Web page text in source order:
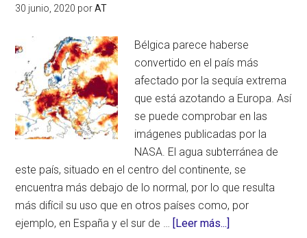
de
California
(Estados
Unidos)
30 junio, 2020 porAT
Bélgica parece haberse
convertido en el país más
afectado por la sequía extrema
que está azotando a Europa. Así
se puede comprobar en las
imágenes publicadas por la
NASA. El agua subterránea de
este país, situado en el centro del continente, se
encuentra más debajo de lo normal, por lo que resulta
más difícil su uso que en otros países como, por
ejemplo, en España y el sur de … [Leer más...]